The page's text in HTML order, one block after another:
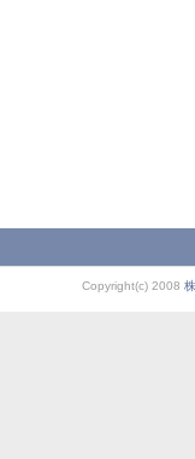
Copyright(c) 2008